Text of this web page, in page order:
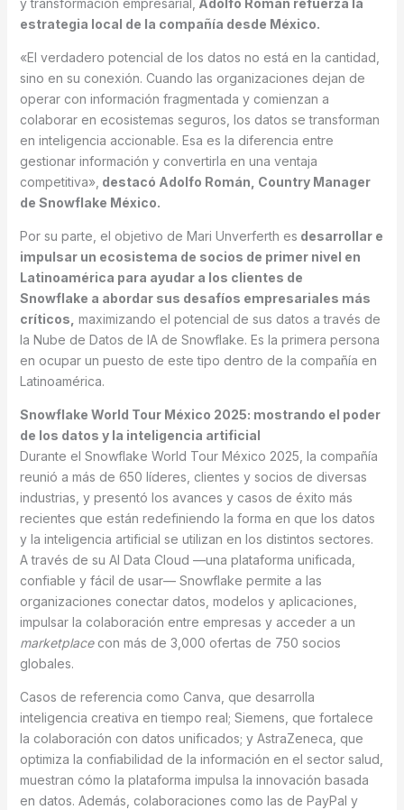
y transformación empresarial, Adolfo Román refuerza la
estrategia local de la compañía desde México.
«El verdadero potencial de los datos no está en la cantidad,
sino en su conexión. Cuando las organizaciones dejan de
operar con información fragmentada y comienzan a
colaborar en ecosistemas seguros, los datos se transforman
en inteligencia accionable. Esa es la diferencia entre
gestionar información y convertirla en una ventaja
competitiva», destacó Adolfo Román, Country Manager
de Snowflake México.
Por su parte, el objetivo de Mari Unverferth es desarrollar e
impulsar un ecosistema de socios de primer nivel en
Latinoamérica para ayudar a los clientes de
Snowflake a abordar sus desafíos empresariales más
críticos, maximizando el potencial de sus datos a través de
la Nube de Datos de IA de Snowflake. Es la primera persona
en ocupar un puesto de este tipo dentro de la compañía en
Latinoamérica.
Snowflake World Tour México 2025: mostrando el poder
de los datos y la inteligencia artificial
Durante el Snowflake World Tour México 2025, la compañía
reunió a más de 650 líderes, clientes y socios de diversas
industrias, y presentó los avances y casos de éxito más
recientes que están redefiniendo la forma en que los datos
y la inteligencia artificial se utilizan en los distintos sectores.
A través de su AI Data Cloud —una plataforma unificada,
confiable y fácil de usar— Snowflake permite a las
organizaciones conectar datos, modelos y aplicaciones,
impulsar la colaboración entre empresas y acceder a un
marketplace con más de 3,000 ofertas de 750 socios
globales.
Casos de referencia como Canva, que desarrolla
inteligencia creativa en tiempo real; Siemens, que fortalece
la colaboración con datos unificados; y AstraZeneca, que
optimiza la confiabilidad de la información en el sector salud,
muestran cómo la plataforma impulsa la innovación basada
en datos. Además, colaboraciones como las de PayPal y